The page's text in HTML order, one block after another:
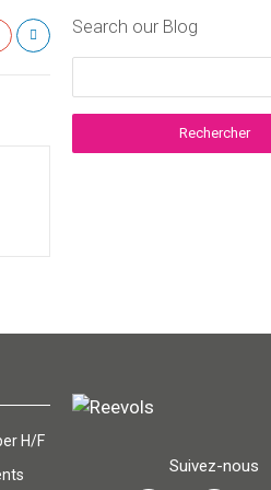
Search our Blog
H/F
Suivez-nous